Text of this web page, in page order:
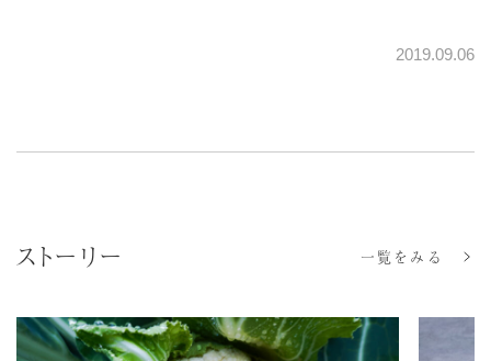
2019.09.06
ストーリー 一覧をみる